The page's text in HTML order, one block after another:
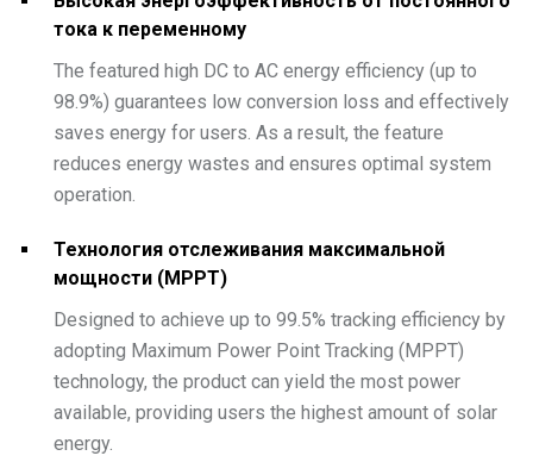
тока к переменному
The featured high DC to AC energy efficiency (up to
98.9%) guarantees low conversion loss and effectively
saves energy for users. As a result, the feature
reduces energy wastes and ensures optimal system
operation.
Технология отслеживания максимальной
мощности (MPPT)
Designed to achieve up to 99.5% tracking efficiency by
adopting Maximum Power Point Tracking (MPPT)
technology, the product can yield the most power
available, providing users the highest amount of solar
energy.